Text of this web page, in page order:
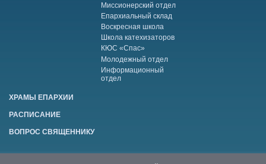
Миссионерский отдел
Епархиальный склад
Воскресная школа
Школа катехизаторов
КЮС «Спас»
Молодежный отдел
Информационный
отдел
ХРАМЫ ЕПАРХИИ
РАСПИСАНИЕ
ВОПРОС СВЯЩЕННИКУ